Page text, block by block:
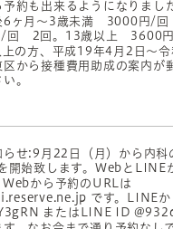
約も出来るようになりまし
6ヶ月〜3歳未満 3000円/
回 2回。13歳以上 3600
の方、平成19年4月2日〜
から接種費用助成の案内が
。
らせ:9月22日（月）から内科
開始致します。WebとLINE
Webから予約のURLは
です。LINE
またはLINE ID